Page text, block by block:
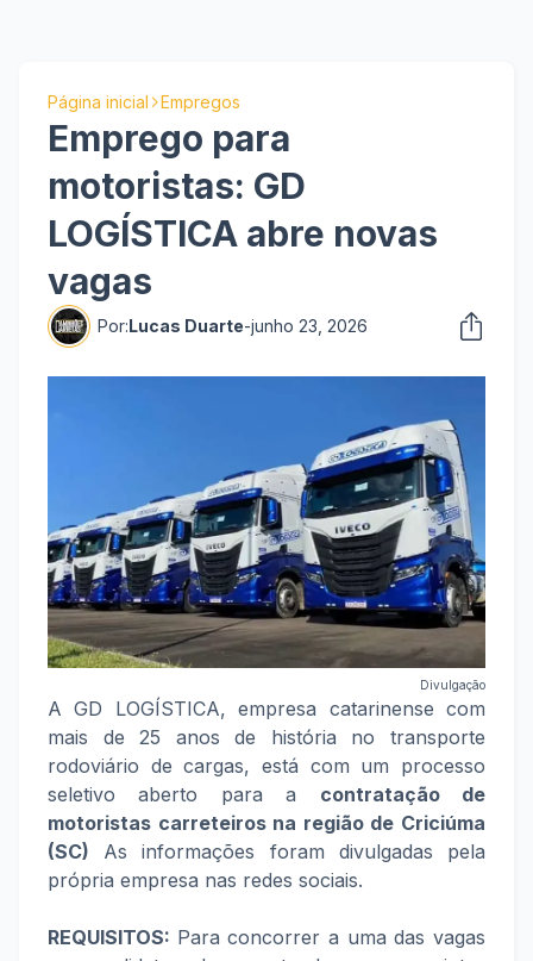
Página inicial Empregos
Emprego para
motoristas: GD
LOGÍSTICA abre novas
vagas
Por:Lucas Duarte-junho 23, 2026
Divulgação
A GD LOGÍSTICA, empresa catarinense com
mais de 25 anos de história no transporte
rodoviário de cargas, está com um processo
seletivo aberto para a contratação de
motoristas carreteiros na região de Criciúma
(SC) As informações foram divulgadas pela
própria empresa nas redes sociais.
REQUISITOS: Para concorrer a uma das vagas